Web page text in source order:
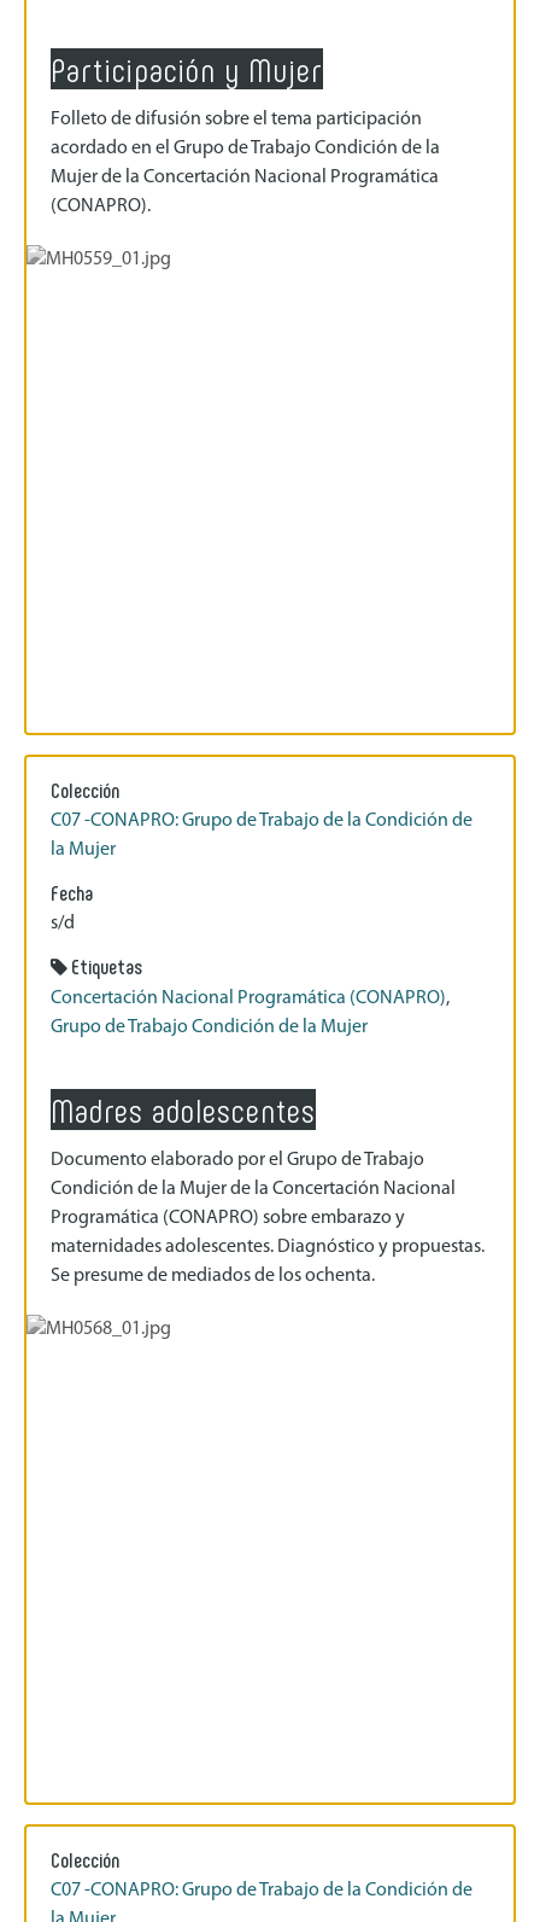
Participación y Mujer
Folleto de difusión sobre el tema participación
acordado en el Grupo de Trabajo Condición de la
Mujer de la Concertación Nacional Programática
(CONAPRO).
Colección
C07 -CONAPRO: Grupo de Trabajo de la Condición de
la Mujer
Fecha
s/d
Etiquetas
Concertación Nacional Programática (CONAPRO),
Grupo de Trabajo Condición de la Mujer
Madres adolescentes
Documento elaborado por el Grupo de Trabajo
Condición de la Mujer de la Concertación Nacional
Programática (CONAPRO) sobre embarazo y
maternidades adolescentes. Diagnóstico y propuestas.
Se presume de mediados de los ochenta.
Colección
C07 -CONAPRO: Grupo de Trabajo de la Condición de